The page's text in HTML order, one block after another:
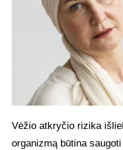
Vėžio atkryčio rizika
organizmą būtina